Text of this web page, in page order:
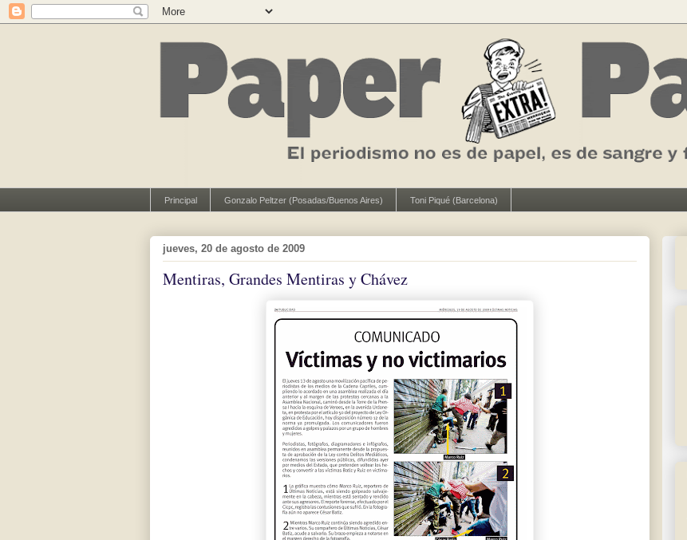
Principal Gonzalo Peltzer (Posadas/Buenos Aires) Toni Piqué (Barcelona)
jueves, 20 de agosto de 2009
Mentiras, Grandes Mentiras y Chávez